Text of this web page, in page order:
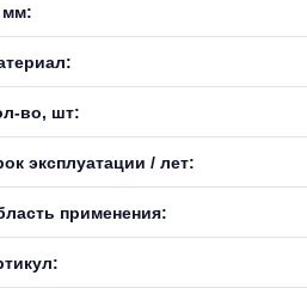
мм:
во, шт:
эксплуатации / лет:
применения: